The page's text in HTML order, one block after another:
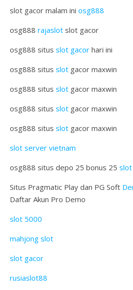
slot gacor malam ini osg888
osg888 rajaslot slot gacor
osg888 situs slot gacor hari ini
osg888 situs slot gacor maxwin
osg888 situs slot gacor maxwin
osg888 situs slot gacor maxwin
osg888 situs slot gacor maxwin
slot server vietnam
osg888 situs depo 25 bonus 25
Situs Pragmatic Play dan PG Soft
Daftar Akun Pro Demo
slot 5000
mahjong slot
slot gacor
rusiaslot88